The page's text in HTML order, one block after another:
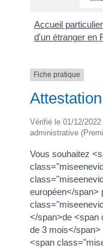
Accueil
d'un étranger en
Fiche pratique
Vérifié le 01/12/
administrative
Vous souhaitez
européen</span>
</span>de <span
de 3 mois</
<span